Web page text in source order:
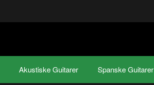
Akustiske Guitarer Spanske Guitarer